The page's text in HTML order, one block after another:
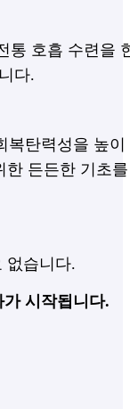
통 호흡 수련을
다.
복탄력성을 높이
한 든든한 기초를
없습니다.
시작됩니다.